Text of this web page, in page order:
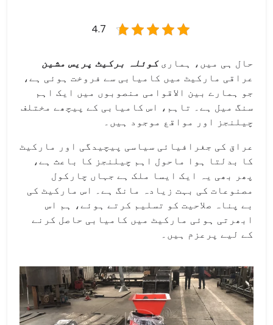
4.7
حال ہی میں، ہماریکوئلہ برکیٹ پریس مشین
عراقی مارکیٹ میں کامیابی سے فروخت ہوئی ہے،
جو ہمارے بین الاقوامی منصوبوں میں ایک اہم
سنگ میل ہے۔ تاہم، اس کامیابی کے پیچھے مختلف
چیلنجز اور مواقع موجود ہیں۔
عراق کی جغرافیائی سیاسی پیچیدگی اور مارکیٹ
کا بدلتا ہوا ماحول اہم چیلنجز کا باعث ہے،
پھر بھی یہ ایک ایسا ملک ہے جہاں چارکول
مصنوعات کی بہت زیادہ مانگ ہے۔ اس مارکیٹ کی
بے پناہ صلاحیت کو تسلیم کرتے ہوئے، ہم اس
ابھرتی ہوئی مارکیٹ میں کامیابی حاصل کرنے
کے لیے پرعزم ہیں۔